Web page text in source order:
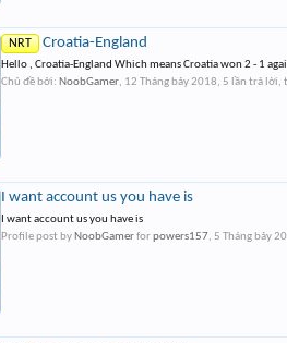
NRT Croatia-England
Hello , Croatia-England Which means Croatia won 2 - 1
Chủ đề bởi: NoobGamer, 12 Tháng bảy 2018, 5 lần trả lời,
I want account us you have is
I want account us you have is
Profile post by NoobGamerforpowers157, 5 Tháng bảy